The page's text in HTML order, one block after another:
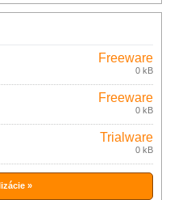
Freeware
(pro
nekomerční
účely)
0 kB
Freeware
(pro
nekomerční
účely)
0 kB
Trialware
0 kB
»